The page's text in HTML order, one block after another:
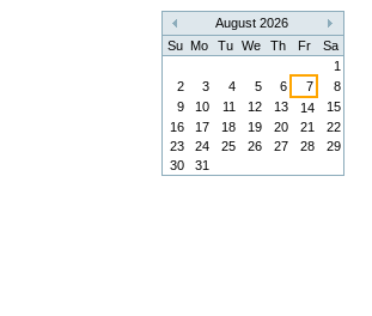
«
August 2026
»
Su Mo Tu We Th Fr
Sa
1
2
3 4 5 6 7
8
9
10 11 12 13 14
15
16
17 18 19 20 21
22
23
24 25 26 27 28
29
30
31